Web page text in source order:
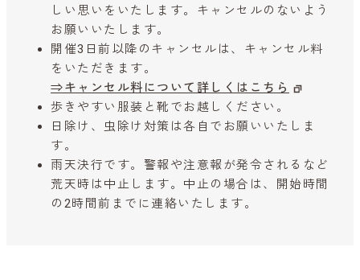
しい思いをいたします。キャンセルのないよう
お願いいたします。
開催3日前以降のキャンセルは、キャンセル料
をいただきます。
⇒キャンセル料について詳しくはこちら
歩きやすい服装と靴でお越しください。
日除け、虫除け対策は各自でお願いいたしま
す。
雨天決行です。警報や注意報が発令されるなど
荒天時は中止します。中止の場合は、開始時間
の2時間前までに連絡いたします。